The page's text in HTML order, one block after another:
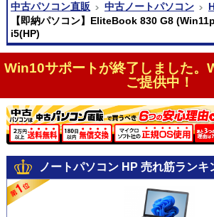
中古パソコン直販
中古ノートパソコン
【即納パソコン】EliteBook 830 G8
i5(HP)
Win10サポートが終了しました。
ご提供中！
ノートパソコン HP 売れ筋ランキ